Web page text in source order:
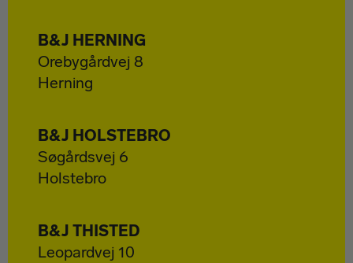
B&J HERNING
Orebygårdvej 8
Herning
B&J HOLSTEBRO
Søgårdsvej 6
Holstebro
B&J THISTED
Leopardvej 10